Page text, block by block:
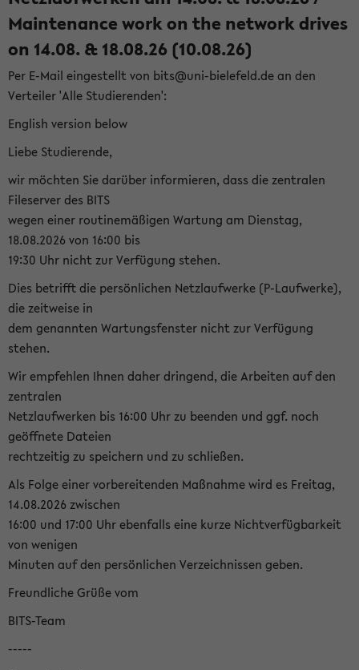
Maintenance work on the network drives
on 14.08. & 18.08.26 (10.08.26)
Per E-Mail eingestellt von bits@uni-bielefeld.de an den
Verteiler 'Alle Studierenden':
English version below
Liebe Studierende,
wir möchten Sie darüber informieren, dass die zentralen
Fileserver des BITS
wegen einer routinemäßigen Wartung am Dienstag,
18.08.2026 von 16:00 bis
19:30 Uhr nicht zur Verfügung stehen.
Dies betrifft die persönlichen Netzlaufwerke (P-Laufwerke),
die zeitweise in
dem genannten Wartungsfenster nicht zur Verfügung
stehen.
Wir empfehlen Ihnen daher dringend, die Arbeiten auf den
zentralen
Netzlaufwerken bis 16:00 Uhr zu beenden und ggf. noch
geöffnete Dateien
rechtzeitig zu speichern und zu schließen.
Als Folge einer vorbereitenden Maßnahme wird es Freitag,
14.08.2026 zwischen
16:00 und 17:00 Uhr ebenfalls eine kurze Nichtverfügbarkeit
von wenigen
Minuten auf den persönlichen Verzeichnissen geben.
Freundliche Grüße vom
BITS-Team
-----